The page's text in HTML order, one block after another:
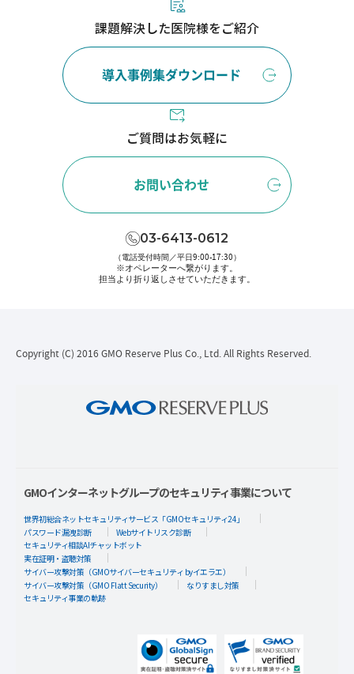
課題解決した医院様をご紹介
導入事例集ダウンロード
ご質問はお気軽に
お問い合わせ
03-6413-0612
（電話受付時間／平日9:00-17:30）
※オペレーターへ繋がります。
担当より折り返しさせていただきます。
Copyright (C) 2016 GMO Reserve Plus Co., Ltd. All Rights Reserved.
GMOインターネットグループのセキュリティ事業について
世界初総合ネットセキュリティサービス「GMOセキュリティ24」
パスワード漏洩診断
Webサイトリスク診断
セキュリティ相談AIチャットボット
実在証明・盗聴対策
サイバー攻撃対策（GMOサイバーセキュリティ byイエラエ）
サイバー攻撃対策（GMO Flatt Security）
なりすまし対策
セキュリティ事業の軌跡